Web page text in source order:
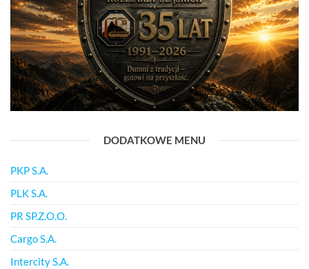
DODATKOWE MENU
PKP S.A.
PLK S.A.
PR SP.Z.O.O.
Cargo S.A.
Intercity S.A.